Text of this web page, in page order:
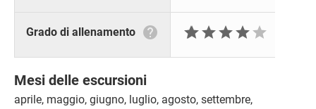
Grado di allenamento  

Mesi delle escursioni
aprile, maggio, giugno, luglio, agosto, settembre,